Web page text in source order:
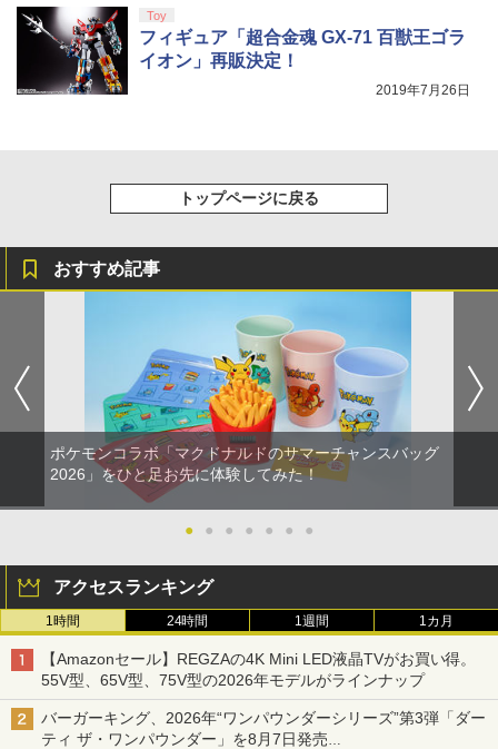
5
第三章 蛇神 (オリジナル特典:オリジナル
巾着＋メーカー特典:【坤と離】二振りの
剣、十翼より来たる！スタジオ描き下ろ
しイラストボード付) [Blu-ray]
Toy
フィギュア「超合金魂 GX-71 百獣王ゴラ
イオン」再販決定！
2019年7月26日
トップページに戻る
おすすめ記事
ポケモンコラボ「マクドナルドのサマーチャンスバッグ
2026」をひと足お先に体験してみた！
● ● ● ● ● ● ●
アクセスランキング
1時間 24時間 1週間 1カ月
【Amazonセール】REGZAの4K Mini LED液晶TVがお買い得。
55V型、65V型、75V型の2026年モデルがラインナップ
バーガーキング、2026年“ワンパウンダーシリーズ”第3弾「ダー
ティ ザ・ワンパウンダー」を8月7日発売